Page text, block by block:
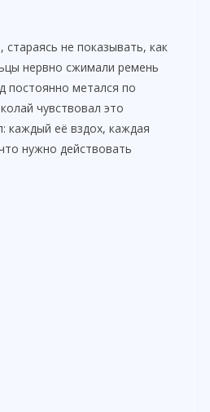
не показывать, как
нервно сжимали ремень
постоянно метался по
чувствовал это
каждый её вздох, каждая
нужно действовать